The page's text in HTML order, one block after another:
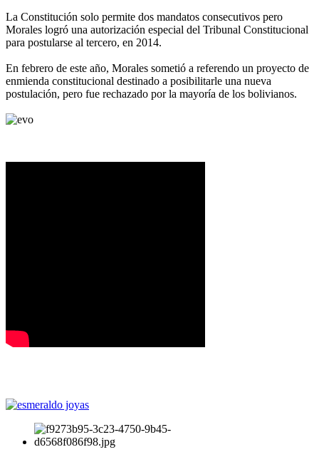
La Constitución solo permite dos mandatos consecutivos pero
Morales logró una autorización especial del Tribunal Constitucional
para postularse al tercero, en 2014.
En febrero de este año, Morales sometió a referendo un proyecto de
enmienda constitucional destinado a posibilitarle una nueva
postulación, pero fue rechazado por la mayoría de los bolivianos.